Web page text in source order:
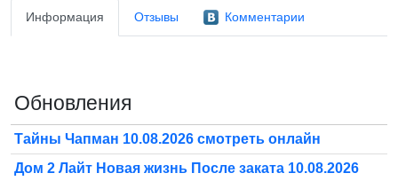
Информация Отзывы Комментарии
Обновления
Тайны Чапман 10.08.2026 смотреть онлайн
Дом 2 Лайт Новая жизнь После заката 10.08.2026